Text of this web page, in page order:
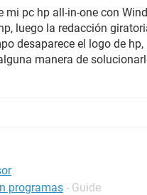
mi pc hp all-in-one con
luego la redacción
desaparece el logo de
manera de
programas - Guide